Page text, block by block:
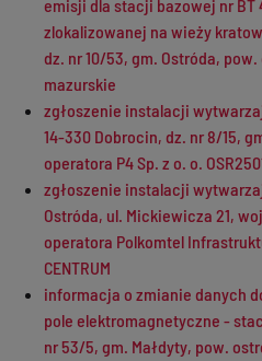
emisji dla stacji bazowej nr BT
zlokalizowanej na wieży
dz. nr 10/53, gm. Ostróda,
mazurskie
zgłoszenie instalacji
14-330 Dobrocin, dz. nr 8/15,
operatora P4 Sp. z o. o.
zgłoszenie instalacji
Ostróda, ul. Mickiewicza 21,
operatora Polkomtel
CENTRUM
informacja o zmianie danych
pole elektromagnetyczne -
nr 53/5, gm. Małdyty, pow.